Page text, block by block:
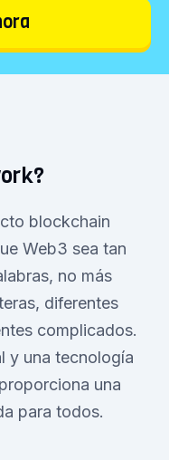
blockchain
Web3 sea tan
no más
diferentes
complicados.
y una tecnología
una
para todos.